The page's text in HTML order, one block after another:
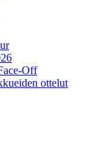
Off
ottelut